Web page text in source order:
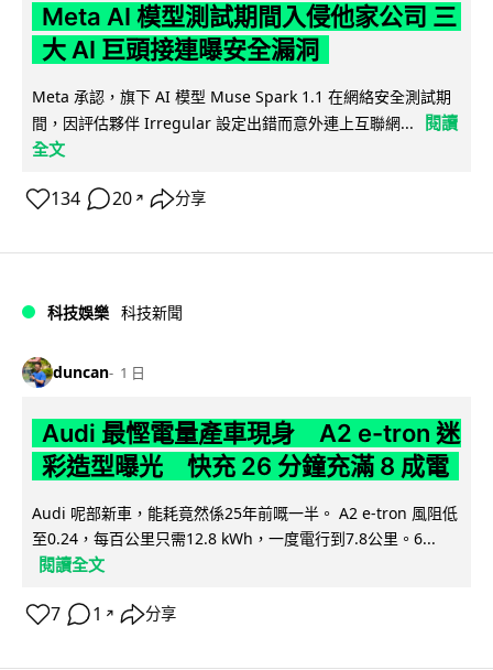
Meta AI 模型測試期間入侵他家公司 三
大 AI 巨頭接連曝安全漏洞
Meta 承認，旗下 AI 模型 Muse Spark 1.1 在網絡安全測試期
間，因評估夥伴 Irregular 設定出錯而意外連上互聯網...
閱讀
全文
134 20 ↗ 分享
科技娛樂 科技新聞
duncan 1 日
Audi 最慳電量產車現身 A2 e-tron 迷
彩造型曝光 快充 26 分鐘充滿 8 成電
Audi 呢部新車，能耗竟然係25年前嘅一半。 A2 e-tron 風阻低
至0.24，每百公里只需12.8 kWh，一度電行到7.8公里。6...
閱讀全文
7 1 ↗ 分享